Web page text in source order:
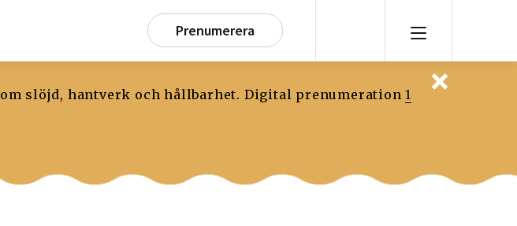
Prenumerera
slöjd, hantverk och hållbarhet. Digital prenumeration1